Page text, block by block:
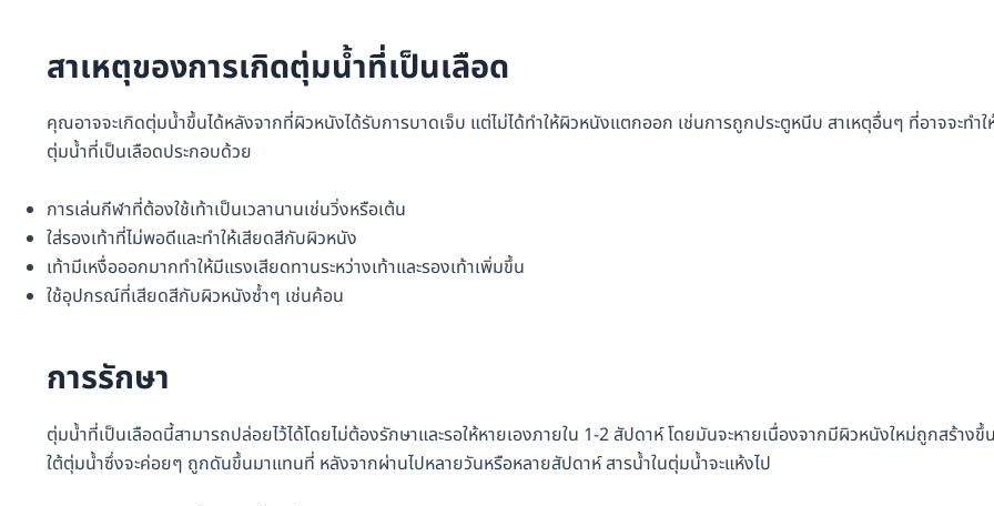
สาเหตุของการเกิดตุ่มน้ำที่เป็นเลือด
คุณอาจจะเกิดตุ่มน้ำขึ้นได้หลังจากที่ผิวหนังได้รับการบาดเจ็บ แต่ไม่ได้ทำให้ผิวหนังแตกออก เช่นการถูกประตูหนีบ สาเหตุอื่นๆ ที่อาจจะทำใ
ตุ่มน้ำที่เป็นเลือดประกอบด้วย
การเล่นกีฬาที่ต้องใช้เท้าเป็นเวลานานเช่นวิ่งหรือเต้น
ใส่รองเท้าที่ไม่พอดีและทำให้เสียดสีกับผิวหนัง
เท้ามีเหงื่อออกมากทำให้มีแรงเสียดทานระหว่างเท้าและรองเท้าเพิ่มขึ้น
ใช้อุปกรณ์ที่เสียดสีกับผิวหนังซ้ำๆ เช่นค้อน
การรักษา
ตุ่มน้ำที่เป็นเลือดนี้สามารถปล่อยไว้ได้โดยไม่ต้องรักษาและรอให้หายเองภายใน 1-2 สัปดาห์ โดยมันจะหายเนื่องจากมีผิวหนังใหม่ถูกสร้างขึ้
ใต้ตุ่มน้ำซึ่งจะค่อยๆ ถูกดันขึ้นมาแทนที่ หลังจากผ่านไปหลายวันหรือหลายสัปดาห์ สารน้ำในตุ่มน้ำจะแห้งไป